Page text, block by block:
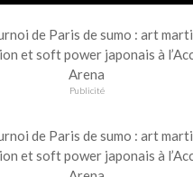
Publicité